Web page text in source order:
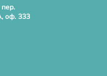
оф. 333